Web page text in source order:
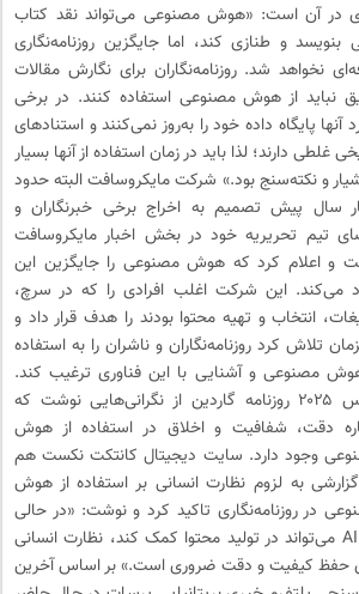
در آن است: «هوش مصنوعی می‌تواند نقد کتاب
بنویسد و طنازی کند، اما جایگزین روزنامه‌نگاری
نخواهد شد. روزنامه‌نگاران برای نگارش مقالات
نباید از هوش مصنوعی استفاده کنند. در برخی
آنها پایگاه‌ داده خود را به‌روز نمی‌کنند و استنادهای
غلطی دارند؛ لذا باید در زمان استفاده از آنها بسیار
و نکته‌سنج بود.» شرکت مایکروسافت البته حدود
سال پیش تصمیم به اخراج برخی خبرنگاران و
تیم تحریریه خود در بخش اخبار مایکروسافت
و اعلام کرد که هوش مصنوعی را جایگزین این
می‌کند. این شرکت اغلب افرادی را که در سرچ،
انتخاب و تهیه محتوا بودند را هدف قرار داد و
تلاش کرد روزنامه‌نگاران و ناشران را به استفاده
مصنوعی و آشنایی با این فناوری ترغیب کند.
مارس ۲۰۲۵ روزنامه گاردین از نگرانی‌هایی نوشت که
دقت، شفافیت و اخلاق در استفاده از هوش
وجود دارد. سایت دیجیتال کانتکت نکست هم
به لزوم نظارت انسانی بر استفاده از هوش
در روزنامه‌نگاری تاکید کرد و نوشت: «در حالی
که AI می‌تواند در تولید محتوا کمک کند، نظارت انسانی
حفظ کیفیت و دقت ضروری است.» بر اساس آخرین